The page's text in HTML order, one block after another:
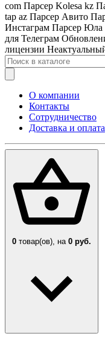
com Парсер Kolesa kz
tap az Парсер Авито
Инстаграм Парсер Юла
для Телеграм
лицензии
О компании
Контакты
Сотрудничество
Доставка и оплата
0 товар(ов), на 0 руб.